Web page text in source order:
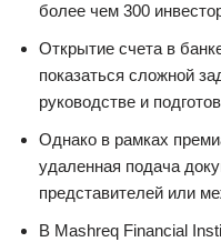
более чем 300
Открытие счета в
показаться сложной
руководстве и
Однако в рамках
удаленная подача
представителей или
В Mashreq Financial